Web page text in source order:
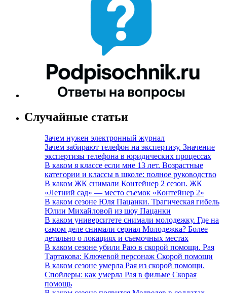
Случайные статьи
Зачем нужен электронный журнал
Зачем забирают телефон на экспертизу. Значение
экспертизы телефона в юридических процессах
В каком я классе если мне 13 лет. Возрастные
категории и классы в школе: полное руководство
В каком ЖК снимали Контейнер 2 сезон. ЖК
«Летний сад» — место съемок «Контейнер 2»
В каком сезоне Юля Пацанки. Трагическая гибель
Юлии Михайловой из шоу Пацанки
В каком университете снимали молодежку. Где на
самом деле снимали сериал Молодежка? Более
детально о локациях и съемочных местах
В каком сезоне убили Раю в скорой помощи. Рая
Тартакова: Ключевой персонаж Скорой помощи
В каком сезоне умерла Рая из скорой помощи.
Спойлеры: как умерла Рая в фильме Скорая
помощь